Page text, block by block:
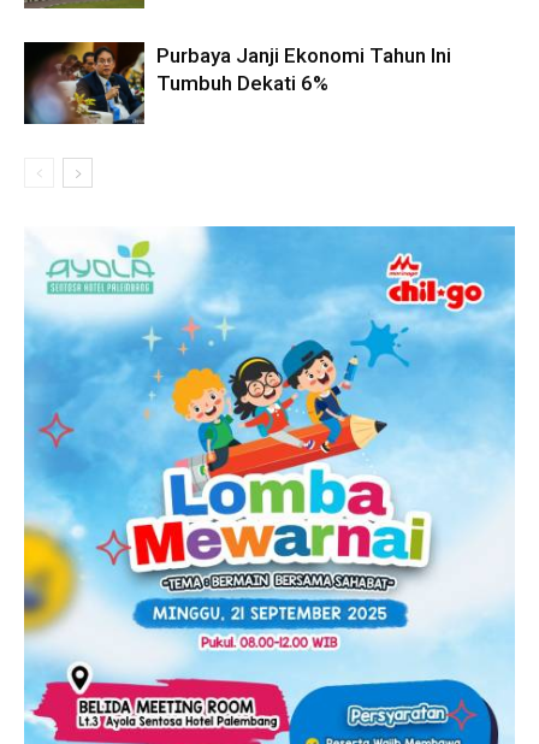
Purbaya Janji Ekonomi Tahun Ini
Tumbuh Dekati 6%